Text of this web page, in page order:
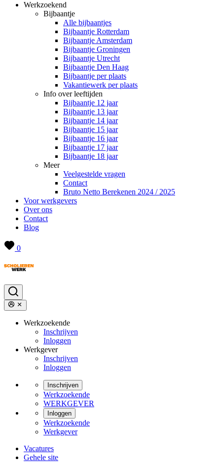
Werkzoekend
Bijbaantje
Alle bijbaantjes
Bijbaantje Rotterdam
Bijbaantje Amsterdam
Bijbaantje Groningen
Bijbaantje Utrecht
Bijbaantje Den Haag
Bijbaantje per plaats
Vakantiewerk per plaats
Info over leeftijden
Bijbaantje 12 jaar
Bijbaantje 13 jaar
Bijbaantje 14 jaar
Bijbaantje 15 jaar
Bijbaantje 16 jaar
Bijbaantje 17 jaar
Bijbaantje 18 jaar
Meer
Veelgestelde vragen
Contact
Bruto Netto Berekenen 2024 / 2025
Voor werkgevers
Over ons
Contact
Blog
0
Werkzoekende
Inschrijven
Inloggen
Werkgever
Inschrijven
Inloggen
Inschrijven
Werkzoekende
WERKGEVER
Inloggen
Werkzoekende
Werkgever
Vacatures
Gehele site